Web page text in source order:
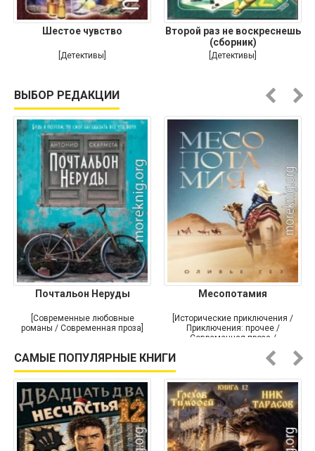
Шестое чувство
[Детективы]
Второй раз не воскреснешь
(сборник)
[Детективы]
ВЫБОР РЕДАКЦИИ
Почтальон Неруды
[Современные любовные
романы / Современная проза]
Месопотамия
[Исторические приключения /
Приключения: прочее /
Современная проза /
САМЫЕ ПОПУЛЯРНЫЕ КНИГИ